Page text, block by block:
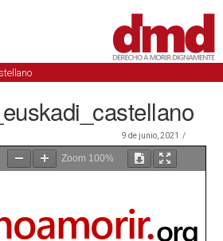
9 de junio, 2021
Zoom 100%